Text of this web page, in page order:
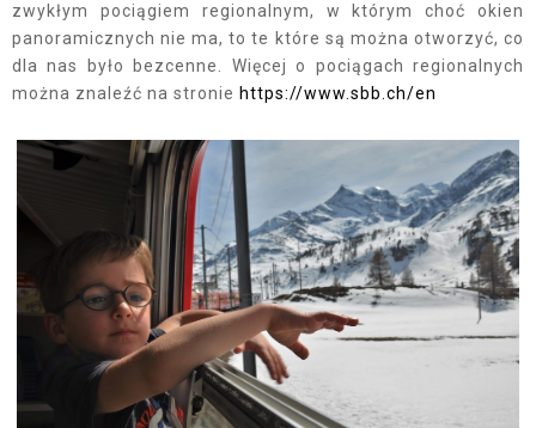
zwykłym pociągiem regionalnym, w którym choć okien
panoramicznych nie ma, to te które są można otworzyć, co
dla nas było bezcenne. Więcej o pociągach regionalnych
można znaleźć na stronie https://www.sbb.ch/en